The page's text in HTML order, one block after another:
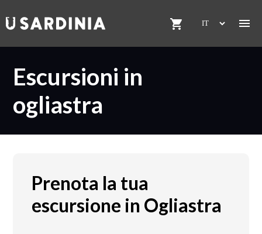

shopping_cart
Escursioni in
ogliastra
Prenota la tua
escursione in Ogliastra